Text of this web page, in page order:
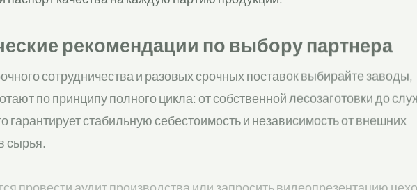
рекомендации по выбору партнера
сотрудничества и разовых срочных поставок выбирайте заводы,
по принципу полного цикла: от собственной лесозаготовки до
гарантирует стабильную себестоимость и независимость от внешних
сырья.